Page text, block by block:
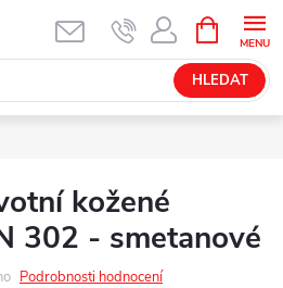
HLEDAT
NÁKUPNÍ
KOŠÍK
kožené
302 - smetanové
Podrobnosti hodnocení